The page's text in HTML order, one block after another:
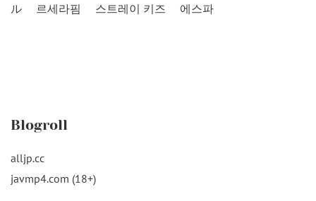
ル
르세라핌 스트레이 키즈 에스파
Blogroll
alljp.cc
javmp4.com (18+)